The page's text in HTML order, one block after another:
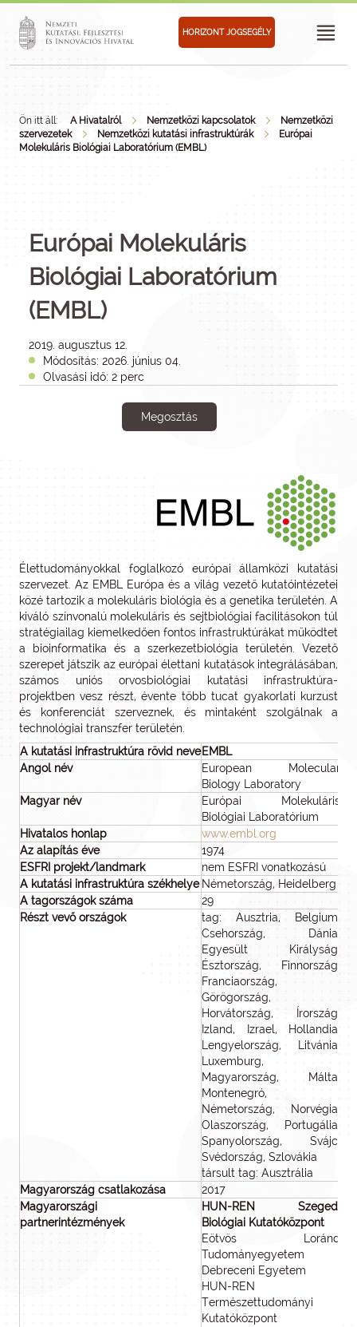
HORIZONT JOGSEGÉLY
Ön itt áll: A Hivatalról Nemzetközi kapcsolatok
Nemzetközi
szervezetek
Nemzetközi kutatási infrastruktúrák
Európai
Molekuláris Biológiai Laboratórium (EMBL)
Európai Molekuláris
Biológiai Laboratórium
(EMBL)
2019. augusztus 12.
Módosítás: 2026. június 04.
Olvasási idő: 2 perc
Megosztás
Élettudományokkal foglalkozó európai államközi kutatási
szervezet. Az EMBL Európa és a világ vezető kutatóintézetei
közé tartozik a molekuláris biológia és a genetika területén. A
kiváló színvonalú molekuláris és sejtbiológiai facilitásokon túl
stratégiailag kiemelkedően fontos infrastruktúrákat működtet
a bioinformatika és a szerkezetbiológia területén. Vezető
szerepet játszik az európai élettani kutatások integrálásában,
számos uniós orvosbiológiai kutatási infrastruktúra-
projektben vesz részt, évente több tucat gyakorlati kurzust
és konferenciát szerveznek, és mintaként szolgálnak a
technológiai transzfer területén.
A kutatási infrastruktúra rövid neveEMBL
Angol név
European Molecular
Biology Laboratory
Magyar név
Európai Molekuláris
Biológiai Laboratórium
Hivatalos honlap
www.embl.org
Az alapítás éve
1974
ESFRI projekt/landmark
nem ESFRI vonatkozású
A kutatási infrastruktúra székhelye Németország, Heidelberg
A tagországok száma
29
Részt vevő országok
tag: Ausztria, Belgium,
Csehország, Dánia,
Egyesült Királyság,
Észtország, Finnország,
Franciaország,
Görögország,
Horvátország, Írország,
Izland, Izrael, Hollandia,
Lengyelország, Litvánia,
Luxemburg,
Magyarország, Málta,
Montenegró,
Németország, Norvégia,
Olaszország, Portugália,
Spanyolország, Svájc,
Svédország, Szlovákia
társult tag: Ausztrália
Magyarország csatlakozása
2017
Magyarországi
partnerintézmények
HUN-REN Szegedi
Biológiai Kutatóközpont
Eötvös Loránd
Tudományegyetem
Debreceni Egyetem
HUN-REN
Természettudományi
Kutatóközpont